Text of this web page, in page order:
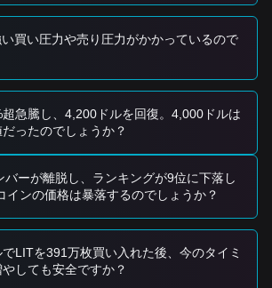
が成功した際にエントリーします。
$74.80
のレジスタンスをブレイクした場
を
$85.00、セカンダリターゲットを
要な構造的サポートの上に留まっている
プロセスは維持されており、「安値買
SVは過去7日間にわたり
買い圧力や売り圧力がかかっているので
急騰し、4,200ドルを回復。4,000ドルは
ったのでしょうか？
ーが離脱し、ランキングが9位に下落し
インの価格は暴落するのでしょうか？
LITを391万枚買い入れた後、今のタイミ
しても安全ですか？